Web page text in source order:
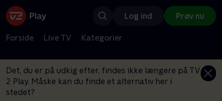
Log ind Prøv nu
Forside Live TV Kategorier
Det, du er på udkig efter, findes ikke længere på TV
2 Play. Måske kan du finde et alternativ her i
stedet?